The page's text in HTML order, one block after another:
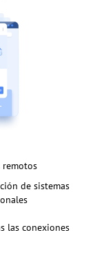
de sistemas
las conexiones